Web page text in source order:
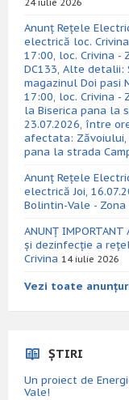
24 iulie 2026
Anunț Rețele
electrică loc.
17:00, loc. Crivina -
DC133, Alte
magazinul Doi pasi
17:00, loc. Crivina -
la Biserica pana la
23.07.2026, între
afectata: Zăvoiului,
pana la strada
Anunț Rețele
electrică Joi,
Bolintin-Vale -
ANUNȚ
și dezinfecție a
Crivina 14 iulie 2026
Vezi toate
ȘTIRI
Un proiect de
Vale!